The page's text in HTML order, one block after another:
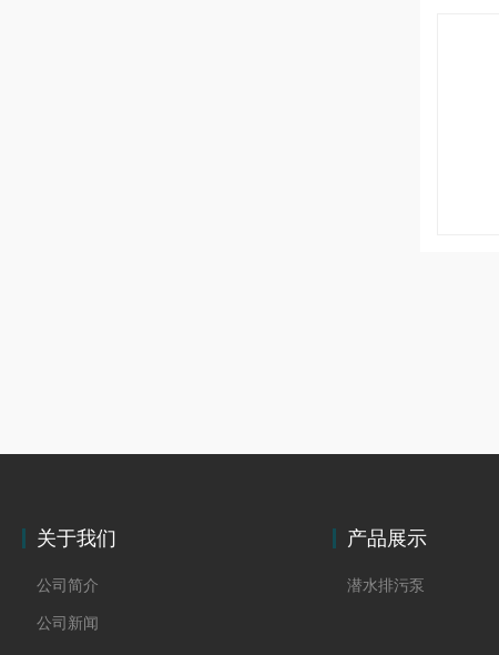
关于我们
公司简介
公司新闻
产品展示
潜水排污泵